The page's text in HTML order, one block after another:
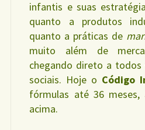
infantis e suas
quanto a produtos
quanto a práticas de
muito além de
chegando direto a
sociais. Hoje o Código
fórmulas até 36
acima.